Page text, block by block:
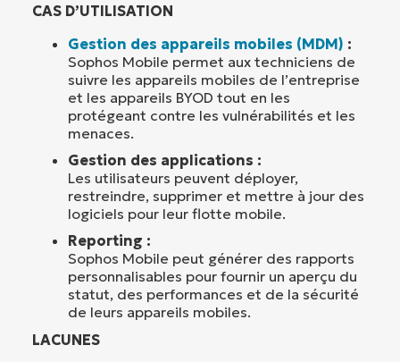
CAS D’UTILISATION
Gestion des appareils mobiles (MDM) :
Sophos Mobile permet aux techniciens de
suivre les appareils mobiles de l’entreprise
et les appareils BYOD tout en les
protégeant contre les vulnérabilités et les
menaces.
Gestion des applications :
Les utilisateurs peuvent déployer,
restreindre, supprimer et mettre à jour des
logiciels pour leur flotte mobile.
Reporting :
Sophos Mobile peut générer des rapports
personnalisables pour fournir un aperçu du
statut, des performances et de la sécurité
de leurs appareils mobiles.
LACUNES